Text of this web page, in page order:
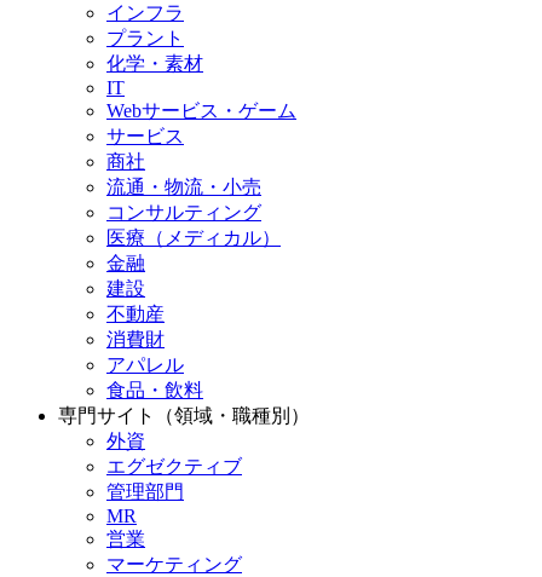
インフラ
プラント
化学・素材
IT
Webサービス・ゲーム
サービス
商社
流通・物流・小売
コンサルティング
医療（メディカル）
金融
建設
不動産
消費財
アパレル
食品・飲料
専門サイト（領域・職種別）
外資
エグゼクティブ
管理部門
MR
営業
マーケティング